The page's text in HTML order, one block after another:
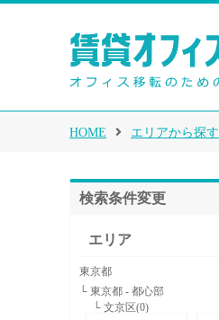
HOME エリアから探す
検索条件変更
エリア
東京都
└ 東京都 - 都心部
└ 文京区(0)